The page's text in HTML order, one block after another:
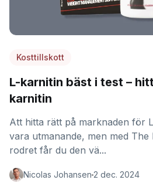
Kosttillskott
L-karnitin bäst i test –
karnitin
Att hitta rätt på marknaden för
vara utmanande, men med The
rodret får du den vä...
Nicolas Johansen 2 dec. 2024